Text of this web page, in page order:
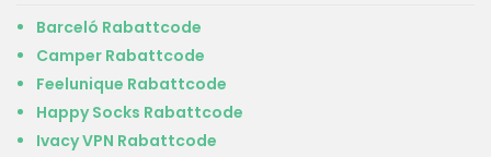
Barceló Rabattcode
Camper Rabattcode
Feelunique Rabattcode
Happy Socks Rabattcode
Ivacy VPN Rabattcode